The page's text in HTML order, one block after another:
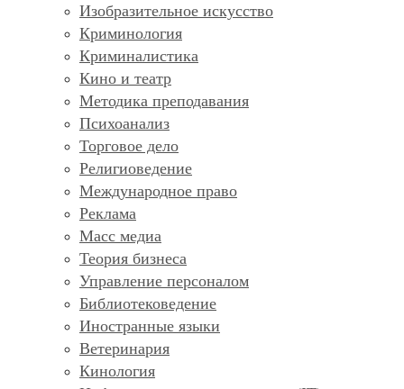
Изобразительное искусство
Криминология
Криминалистика
Кино и театр
Методика преподавания
Психоанализ
Торговое дело
Религиоведение
Международное право
Реклама
Масс медиа
Теория бизнеса
Управление персоналом
Библиотековедение
Иностранные языки
Ветеринария
Кинология